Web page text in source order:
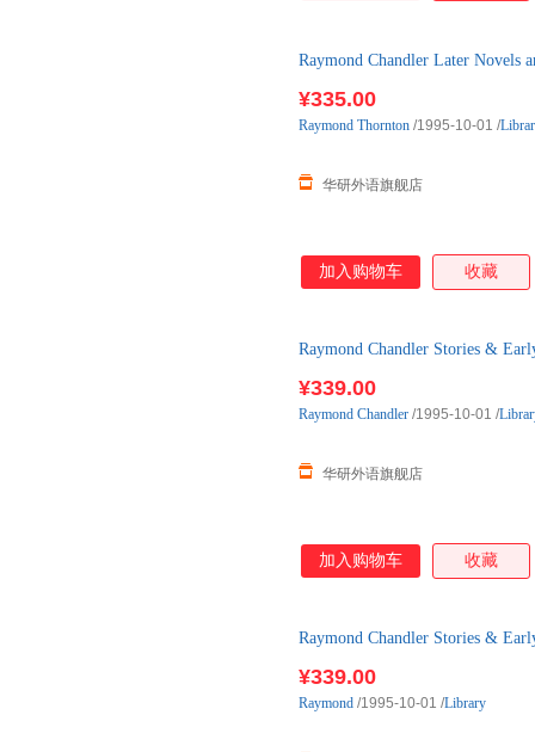
Raymond Chandler Later
¥335.00
华研外语旗舰店
Raymond Thornton /1995-10-01 /
加入购物车 收藏
Raymond Chandler Stories &
¥339.00
华研外语旗舰店
Raymond Chandler /1995-10-01 /
加入购物车 收藏
Raymond Chandler Stories &
¥339.00
Raymond /1995-10-01 /Library